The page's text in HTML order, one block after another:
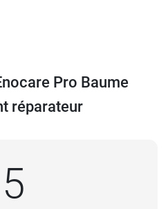
Pro Baume
réparateur
5